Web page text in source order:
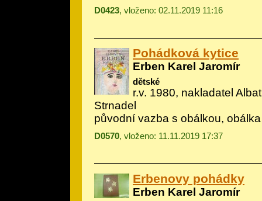
D0423, vloženo: 02.11.2019 11:16
Pohádková kytice
Erben Karel Jaromír
dětské
r.v. 1980, nakladatel
Strnadel
původní vazba s obálkou,
D0570, vloženo: 11.11.2019 17:37
Erbenovy pohádky
Erben Karel Jaromír